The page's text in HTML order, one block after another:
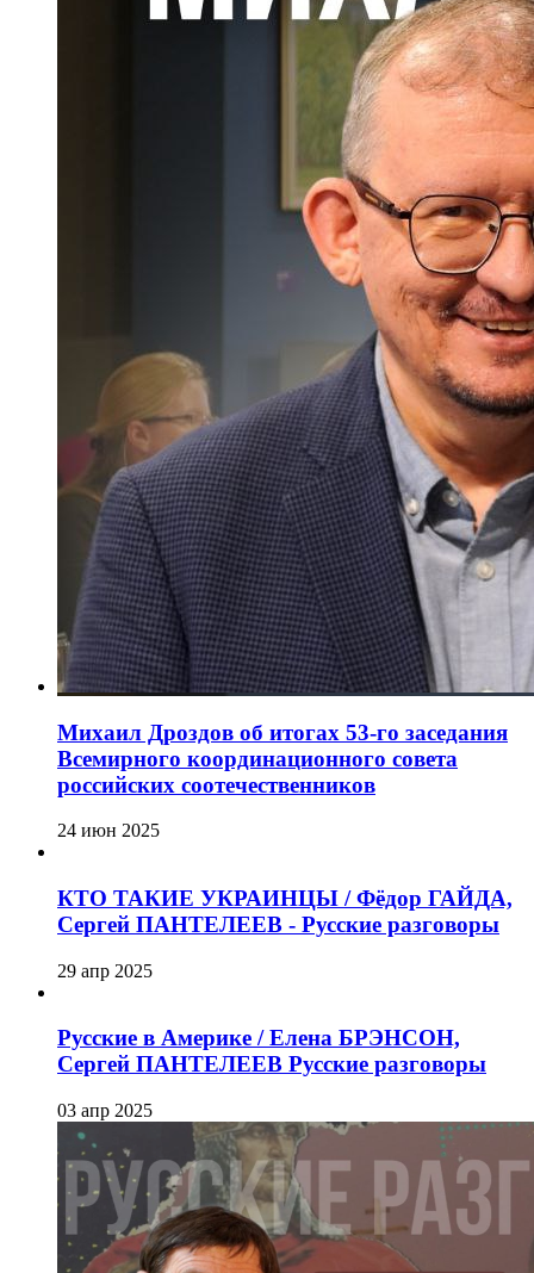
Михаил Дроздов об итогах 53-го заседания
Всемирного координационного совета
российских соотечественников
24 июн 2025
КТО ТАКИЕ УКРАИНЦЫ / Фёдор ГАЙДА,
Сергей ПАНТЕЛЕЕВ - Русские разговоры
29 апр 2025
Русские в Америке / Елена БРЭНСОН,
Сергей ПАНТЕЛЕЕВ Русские разговоры
03 апр 2025